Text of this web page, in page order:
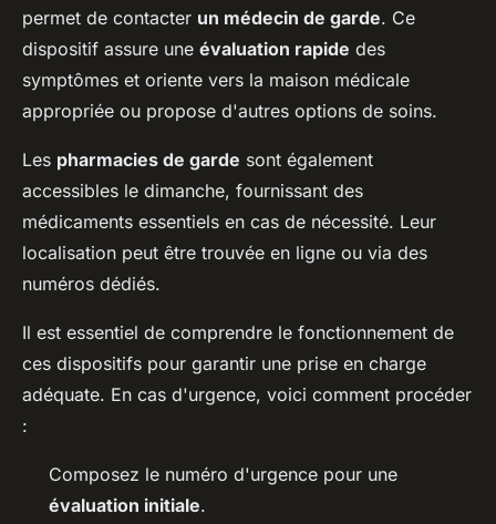
permet de contacter un médecin de garde. Ce
dispositif assure une évaluation rapide des
symptômes et oriente vers la maison médicale
appropriée ou propose d'autres options de soins.
Les pharmacies de garde sont également
accessibles le dimanche, fournissant des
médicaments essentiels en cas de nécessité. Leur
localisation peut être trouvée en ligne ou via des
numéros dédiés.
Il est essentiel de comprendre le fonctionnement de
ces dispositifs pour garantir une prise en charge
adéquate. En cas d'urgence, voici comment procéder
:
Composez le numéro d'urgence pour une
évaluation initiale.